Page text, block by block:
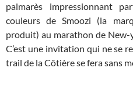
palmarès impressionnant
couleurs de Smoozi (la
produit) au marathon de
C’est une invitation qui ne se
trail de la Côtière se fera sans